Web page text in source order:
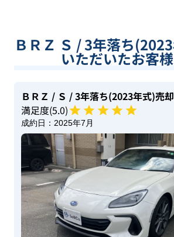
ＢＲＺ Ｓ / 3年落ち
いただいたお客
ＢＲＺ / Ｓ / 3年落ち(2023年式)売
満足度(5.0)
成約日： 2025年7月